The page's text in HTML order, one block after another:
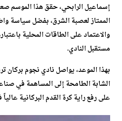
إسماعيل الرابحي، حقق هذا الموسم
الممتاز لعصبة الشرق، بفضل سياسة
والاعتماد على الطاقات المحلية
مستقبل النادي.
بهذا الموعد، يواصل نادي نجوم بركان
الشابة الطامحة إلى المساهمة في
على رفع راية كرة القدم البركانية